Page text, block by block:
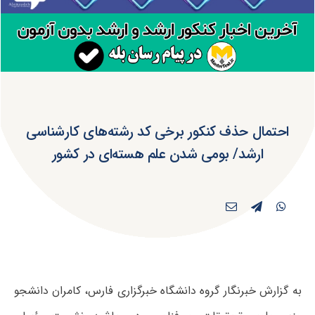
احتمال حذف کنکور برخی کد رشته‌های کارشناسی
ارشد/ بومی شدن علم هسته‌ای در کشور
به گزارش خبرنگار گروه دانشگاه خبرگزاری فارس، کامران دانشجو